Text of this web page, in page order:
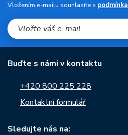
Vložením e-mailu souhlasíte s
Buďte s námi v kontaktu
+420 800 225 228
Kontaktní formulář
Sledujte nás na: